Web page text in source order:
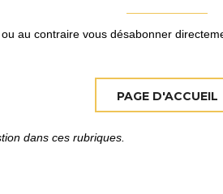
au contraire vous désabonner
dans ces rubriques.